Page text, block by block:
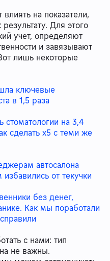
на показатели,
Для этого
учет, определяют
и завязывают
лишь некоторые
ключевые
в 1,5 раза
стоматологии на 3,4
сделать х5 с теми же
автосалона
от текучки
без денег,
Как мы поработали
с нами: тип
не важны.